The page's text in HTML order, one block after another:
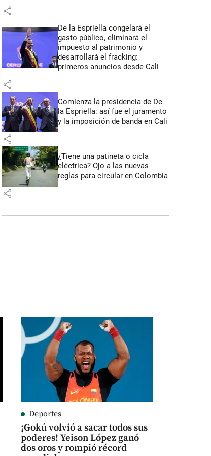
share
De la Espriella congelará el
gasto público, eliminará el
impuesto al patrimonio y
desarrollará el fracking:
primeros anuncios desde Cali
share
Comienza la presidencia de De
la Espriella: así fue el juramento
y la imposición de banda en Cali
share
¿Tiene una patineta o cicla
eléctrica? Ojo a las nuevas
reglas para circular en Colombia
share
Deportes
¡Gokú volvió a sacar todos sus
poderes! Yeison López ganó
dos oros y rompió récord